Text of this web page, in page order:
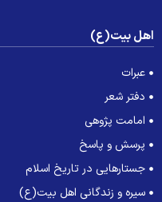
بیت(ع)
عبرات
دفتر شعر
امامت پژوهی
پرسش و پاسخ
جستارهایی در تاریخ اسلام
سیره و زندگانی اهل بیت(ع)